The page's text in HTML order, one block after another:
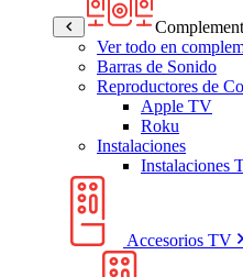
Ver todo en
Barras de Sonido
Reproductores de
Apple TV
Roku
Instalaciones
Instalaciones
Accesorios TV